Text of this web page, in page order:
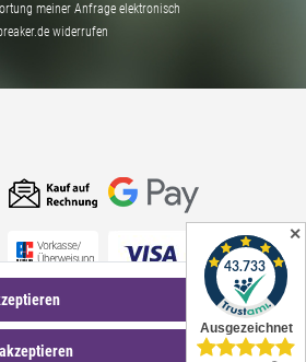
meiner Anfrage elektronisch
widerrufen
✕